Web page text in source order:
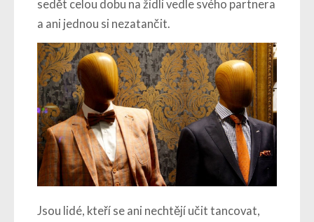
sedět celou dobu na židli vedle svého partnera
a ani jednou si nezatančit.
Jsou lidé, kteří se ani nechtějí učit tancovat,